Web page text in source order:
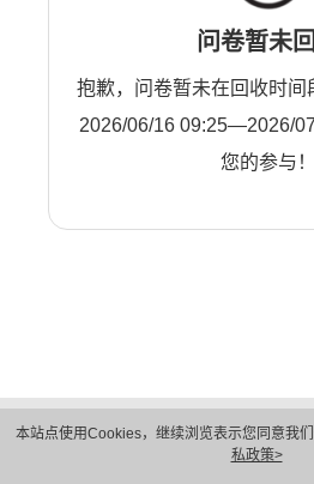
本站点使用Cookies，继续浏览表示您同意我
私政策>
问卷暂未
抱歉，问卷暂未在回收时间
2026/06/16 09:25—2026/
您的参与！
隐私保护
法律